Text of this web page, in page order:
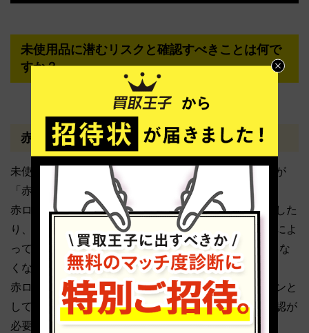
未使用品に潜むリスクと確認すべきことは何で
すか？
赤ロムのリスクと確認方法
未使用品を購入する際に最も注意すべきリスクの一つが
「赤ロム」です。
赤ロムとは、前の所有者が端末代金の分割払いを滞納した
り、盗難品として報告されたりした場合に、キャリアによ
って通信機能が制限され、Wi-Fi以外の通信が一切できな
くなる状態の端末を指します。
赤ロムの端末は、見た目は新品同様でもスマートフォンと
して利用価値が著しく低下するため、購入前に必ず確認が
必要です。